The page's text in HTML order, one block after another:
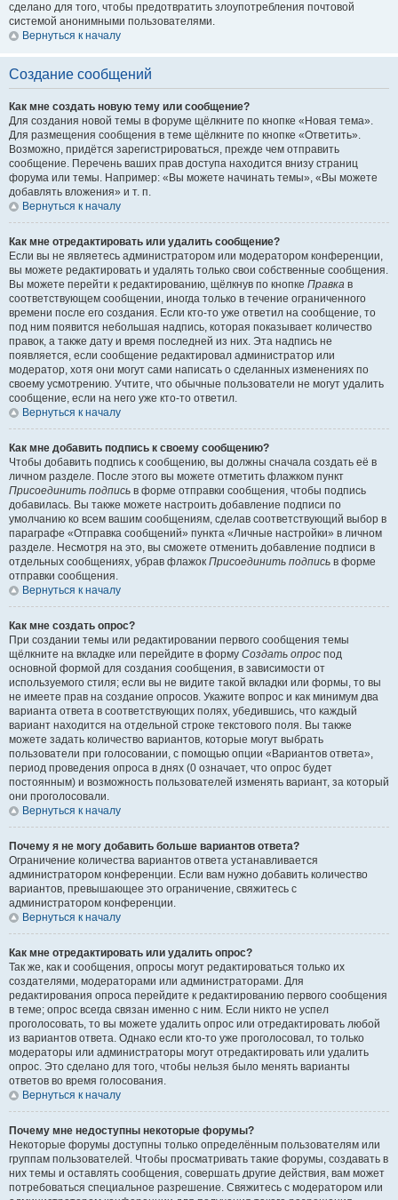
сделано для того, чтобы предотвратить злоупотребления почтовой
системой анонимными пользователями.
Вернуться к началу
Создание сообщений
Как мне создать новую тему или сообщение?
Для создания новой темы в форуме щёлкните по кнопке «Новая тема».
Для размещения сообщения в теме щёлкните по кнопке «Ответить».
Возможно, придётся зарегистрироваться, прежде чем отправить
сообщение. Перечень ваших прав доступа находится внизу страниц
форума или темы. Например: «Вы можете начинать темы», «Вы можете
добавлять вложения» и т. п.
Вернуться к началу
Как мне отредактировать или удалить сообщение?
Если вы не являетесь администратором или модератором конференции,
вы можете редактировать и удалять только свои собственные сообщения.
Вы можете перейти к редактированию, щёлкнув по кнопке Правка в
соответствующем сообщении, иногда только в течение ограниченного
времени после его создания. Если кто-то уже ответил на сообщение, то
под ним появится небольшая надпись, которая показывает количество
правок, а также дату и время последней из них. Эта надпись не
появляется, если сообщение редактировал администратор или
модератор, хотя они могут сами написать о сделанных изменениях по
своему усмотрению. Учтите, что обычные пользователи не могут удалить
сообщение, если на него уже кто-то ответил.
Вернуться к началу
Как мне добавить подпись к своему сообщению?
Чтобы добавить подпись к сообщению, вы должны сначала создать её в
личном разделе. После этого вы можете отметить флажком пункт
Присоединить подпись в форме отправки сообщения, чтобы подпись
добавилась. Вы также можете настроить добавление подписи по
умолчанию ко всем вашим сообщениям, сделав соответствующий выбор в
параграфе «Отправка сообщений» пункта «Личные настройки» в личном
разделе. Несмотря на это, вы сможете отменить добавление подписи в
отдельных сообщениях, убрав флажок Присоединить подпись в форме
отправки сообщения.
Вернуться к началу
Как мне создать опрос?
При создании темы или редактировании первого сообщения темы
щёлкните на вкладке или перейдите в форму Создать опрос под
основной формой для создания сообщения, в зависимости от
используемого стиля; если вы не видите такой вкладки или формы, то вы
не имеете прав на создание опросов. Укажите вопрос и как минимум два
варианта ответа в соответствующих полях, убедившись, что каждый
вариант находится на отдельной строке текстового поля. Вы также
можете задать количество вариантов, которые могут выбрать
пользователи при голосовании, с помощью опции «Вариантов ответа»,
период проведения опроса в днях (0 означает, что опрос будет
постоянным) и возможность пользователей изменять вариант, за который
они проголосовали.
Вернуться к началу
Почему я не могу добавить больше вариантов ответа?
Ограничение количества вариантов ответа устанавливается
администратором конференции. Если вам нужно добавить количество
вариантов, превышающее это ограничение, свяжитесь с
администратором конференции.
Вернуться к началу
Как мне отредактировать или удалить опрос?
Так же, как и сообщения, опросы могут редактироваться только их
создателями, модераторами или администраторами. Для
редактирования опроса перейдите к редактированию первого сообщения
в теме; опрос всегда связан именно с ним. Если никто не успел
проголосовать, то вы можете удалить опрос или отредактировать любой
из вариантов ответа. Однако если кто-то уже проголосовал, то только
модераторы или администраторы могут отредактировать или удалить
опрос. Это сделано для того, чтобы нельзя было менять варианты
ответов во время голосования.
Вернуться к началу
Почему мне недоступны некоторые форумы?
Некоторые форумы доступны только определённым пользователям или
группам пользователей. Чтобы просматривать такие форумы, создавать в
них темы и оставлять сообщения, совершать другие действия, вам может
потребоваться специальное разрешение. Свяжитесь с модератором или